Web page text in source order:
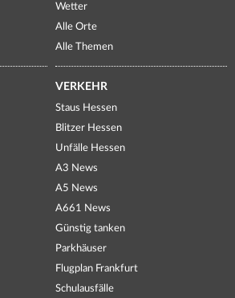
Wetter
Alle Orte
Alle Themen
VERKEHR
Staus Hessen
Blitzer Hessen
Unfälle Hessen
A3 News
A5 News
A661 News
Günstig tanken
Parkhäuser
Flugplan Frankfurt
Schulausfälle